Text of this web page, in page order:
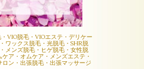
VIO脱毛・VIOエステ・デリケー
ワックス脱毛・光脱毛・SHR脱
メンズ脱毛・ヒゲ脱毛・女性脱
ア・オムケア・メンズエステ・
ン・出張脱毛・出張マッサージ